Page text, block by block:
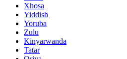
Xhosa
Yiddish
Yoruba
Zulu
Kinyarwanda
Tatar